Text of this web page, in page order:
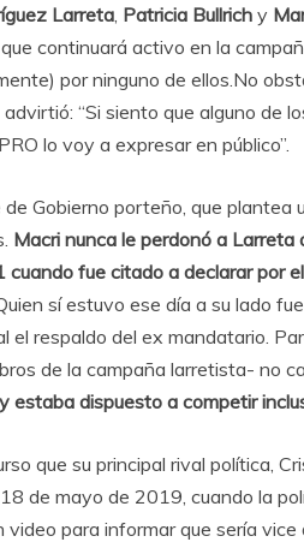
Larreta Patricia Bullrich y
continuará activo en la
por ninguno de ellos.No
“Si siento que alguno de
lo voy a expresar en público”.
Gobierno porteño, que plantea
Macri nunca le perdonó a Larreta
fue citado a declarar por
Quien sí estuvo ese día a su lado
el respaldo del ex mandatario.
de la campaña larretista- no
estaba dispuesto a competir
que su principal rival política,
de mayo de 2019, cuando la
video para informar que sería